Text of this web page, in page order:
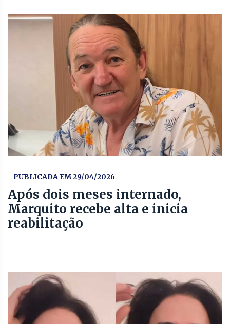
- PUBLICADA EM 29/04/2026
Após dois meses internado,
Marquito recebe alta e inicia
reabilitação